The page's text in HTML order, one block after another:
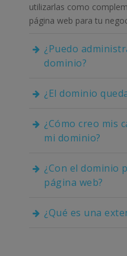
utilizarlas como
página web para tu
¿Puedo
dominio?
¿El dominio
¿Cómo creo mis
mi dominio?
¿Con el dominio
página web?
¿Qué es una